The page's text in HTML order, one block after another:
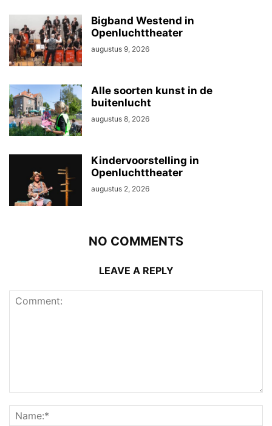
Bigband Westend in
Openluchttheater
augustus 9, 2026
Alle soorten kunst in de
buitenlucht
augustus 8, 2026
Kindervoorstelling in
Openluchttheater
augustus 2, 2026
NO COMMENTS
LEAVE A REPLY